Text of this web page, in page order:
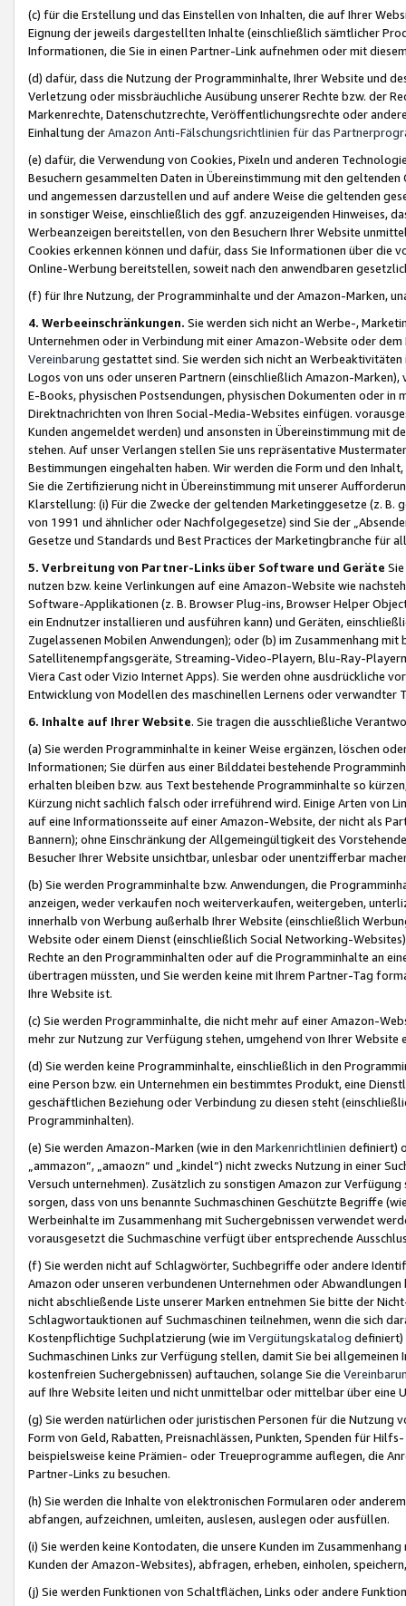
(c) für die Erstellung und das Einstellen von Inhalten, die auf Ihrer
Eignung der jeweils dargestellten Inhalte (einschließlich sämtlicher
Informationen, die Sie in einen Partner-Link aufnehmen oder mit
(d) dafür, dass die Nutzung der Programminhalte, Ihrer Website und
Verletzung oder missbräuchliche Ausübung unserer Rechte bzw. der
Markenrechte, Datenschutzrechte, Veröffentlichungsrechte oder
Einhaltung derAmazon Anti-Fälschungsrichtlinien für das
(e) dafür, die Verwendung von Cookies, Pixeln und anderen
Besuchern gesammelten Daten in Übereinstimmung mit den
und angemessen darzustellen und auf andere Weise die geltenden
in sonstiger Weise, einschließlich des ggf. anzuzeigenden Hinweises,
Werbeanzeigen bereitstellen, von den Besuchern Ihrer Website
Cookies erkennen können und dafür, dass Sie Informationen über die
Online-Werbung bereitstellen, soweit nach den anwendbaren
(f) für Ihre Nutzung, der Programminhalte und der Amazon-Marken,
4. Werbeeinschränkungen. Sie werden sich nicht an Werbe-,
Unternehmen oder in Verbindung mit einer Amazon-Website oder
Vereinbarung gestattet sind. Sie werden sich nicht an
Logos von uns oder unseren Partnern (einschließlich Amazon-
E-Books, physischen Postsendungen, physischen Dokumenten oder in
Direktnachrichten von Ihren Social-Media-Websites einfügen.
Kunden angemeldet werden) und ansonsten in Übereinstimmung mit
stehen. Auf unser Verlangen stellen Sie uns repräsentative
Bestimmungen eingehalten haben. Wir werden die Form und den
Sie die Zertifizierung nicht in Übereinstimmung mit unserer
Klarstellung: (i) Für die Zwecke der geltenden Marketinggesetze (z. B.
von 1991 und ähnlicher oder Nachfolgegesetze) sind Sie der
Gesetze und Standards und Best Practices der Marketingbranche für
5. Verbreitung von Partner-Links über Software und Geräte
nutzen bzw. keine Verlinkungen auf eine Amazon-Website wie
Software-Applikationen (z. B. Browser Plug-ins, Browser Helper
ein Endnutzer installieren und ausführen kann) und Geräten,
Zugelassenen Mobilen Anwendungen); oder (b) im Zusammenhang
Satellitenempfangsgeräte, Streaming-Video-Playern, Blu-Ray-
Viera Cast oder Vizio Internet Apps). Sie werden ohne ausdrückliche
Entwicklung von Modellen des maschinellen Lernens oder
6. Inhalte auf Ihrer Website. Sie tragen die ausschließliche
(a) Sie werden Programminhalte in keiner Weise ergänzen, löschen
Informationen; Sie dürfen aus einer Bilddatei bestehende
erhalten bleiben bzw. aus Text bestehende Programminhalte so
Kürzung nicht sachlich falsch oder irreführend wird. Einige Arten von
auf eine Informationsseite auf einer Amazon-Website, der nicht als
Bannern); ohne Einschränkung der Allgemeingültigkeit des
Besucher Ihrer Website unsichtbar, unlesbar oder unentzifferbar
(b) Sie werden Programminhalte bzw. Anwendungen, die
anzeigen, weder verkaufen noch weiterverkaufen, weitergeben,
innerhalb von Werbung außerhalb Ihrer Website (einschließlich
Website oder einem Dienst (einschließlich Social Networking-
Rechte an den Programminhalten oder auf die Programminhalte an
übertragen müssten, und Sie werden keine mit Ihrem Partner-Tag
Ihre Website ist.
(c) Sie werden Programminhalte, die nicht mehr auf einer Amazon-
mehr zur Nutzung zur Verfügung stehen, umgehend von Ihrer
(d) Sie werden keine Programminhalte, einschließlich in den
eine Person bzw. ein Unternehmen ein bestimmtes Produkt, eine
geschäftlichen Beziehung oder Verbindung zu diesen steht
Programminhalten).
(e) Sie werden Amazon-Marken (wie in den Markenrichtlinien definiert)
„ammazon“, „amaozn“ und „kindel“) nicht zwecks Nutzung in einer
Versuch unternehmen). Zusätzlich zu sonstigen Amazon zur
sorgen, dass von uns benannte Suchmaschinen Geschützte Begriffe
Werbeinhalte im Zusammenhang mit Suchergebnissen verwendet
vorausgesetzt die Suchmaschine verfügt über entsprechende
(f) Sie werden nicht auf Schlagwörter, Suchbegriffe oder andere
Amazon oder unseren verbundenen Unternehmen oder
nicht abschließende Liste unserer Marken entnehmen Sie bitte der
Schlagwortauktionen auf Suchmaschinen teilnehmen, wenn die sich
Kostenpflichtige Suchplatzierung (wie im Vergütungskatalog definiert)
Suchmaschinen Links zur Verfügung stellen, damit Sie bei
kostenfreien Suchergebnissen) auftauchen, solange Sie die
auf Ihre Website leiten und nicht unmittelbar oder mittelbar über eine
(g) Sie werden natürlichen oder juristischen Personen für die Nutzung
Form von Geld, Rabatten, Preisnachlässen, Punkten, Spenden für
beispielsweise keine Prämien- oder Treueprogramme auflegen, die
Partner-Links zu besuchen.
(h) Sie werden die Inhalte von elektronischen Formularen oder
abfangen, aufzeichnen, umleiten, auslesen, auslegen oder ausfüllen.
(i) Sie werden keine Kontodaten, die unsere Kunden im
Kunden der Amazon-Websites), abfragen, erheben, einholen,
(j) Sie werden Funktionen von Schaltflächen, Links oder andere